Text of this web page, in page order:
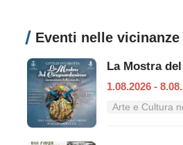
Eventi nelle vicinanze
1.08.2026 -
Arte e Cultura